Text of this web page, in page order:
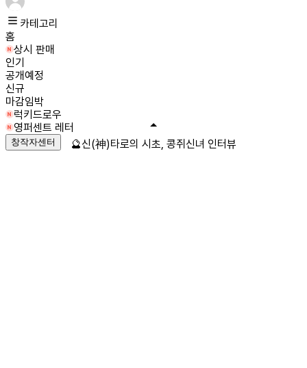
카테고리
홈
상시 판매
인기
공개예정
신규
마감임박
럭키드로우
영퍼센트 레터
창작자센터 🔮신(神)타로의 시초, 콩쥐신녀 인터뷰